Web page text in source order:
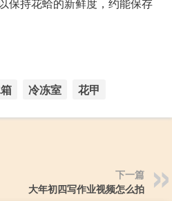
保持花蛤的新鲜度，约能保存
冷冻室 花甲
下一篇
大年初四写作业视频怎么拍